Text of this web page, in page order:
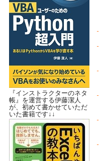
『インストラクターのネタ
帳』を運営する伊藤潔人
が、初めて書かせていただ
いた書籍です↓↓